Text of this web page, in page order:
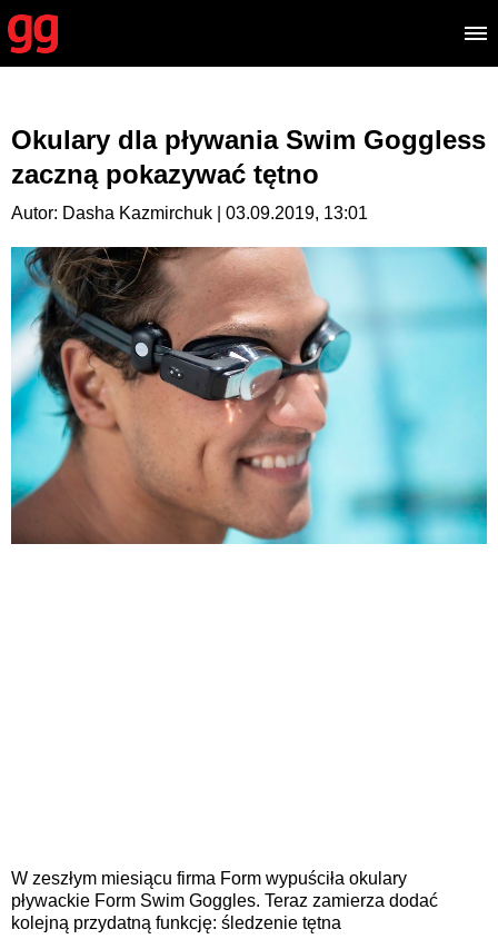
Okulary dla pływania Swim Goggless
zaczną pokazywać tętno
Autor: Dasha Kazmirchuk | 03.09.2019, 13:01
W zeszłym miesiącu firma Form wypuściła okulary
pływackie Form Swim Goggles. Teraz zamierza dodać
kolejną przydatną funkcję: śledzenie tętna